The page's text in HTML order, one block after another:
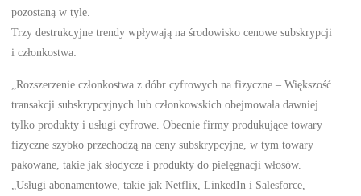
pozostaną w tyle.
Trzy destrukcyjne trendy wpływają na środowisko cenowe subskrypcji
i członkostwa:
„Rozszerzenie członkostwa z dóbr cyfrowych na fizyczne – Większość
transakcji subskrypcyjnych lub członkowskich obejmowała dawniej
tylko produkty i usługi cyfrowe. Obecnie firmy produkujące towary
fizyczne szybko przechodzą na ceny subskrypcyjne, w tym towary
pakowane, takie jak słodycze i produkty do pielęgnacji włosów.
„Usługi abonamentowe, takie jak Netflix, LinkedIn i Salesforce,